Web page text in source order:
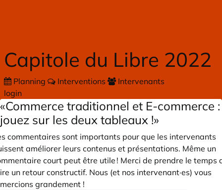
Capitole du Libre 2022
Planning Interventions
Intervenants
login
«Commerce traditionnel et E-commerce :
jouez sur les deux tableaux !»
commentaires sont importants pour que les intervenants
améliorer leurs contenus et présentations. Même un
court peut être utile ! Merci de prendre le temps
un retour constructif. Nous (et nos intervenant·es) vous
grandement !